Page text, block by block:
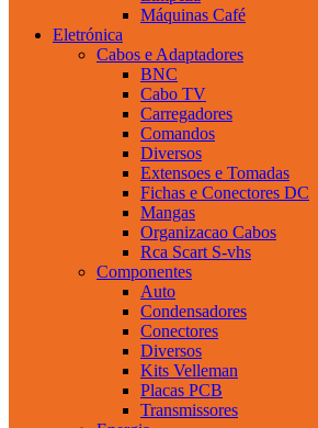
Máquinas Café
Eletrónica
Cabos e Adaptadores
BNC
Cabo TV
Carregadores
Comandos
Diversos
Extensoes e Tomadas
Fichas e Conectores DC
Mangas
Organizacao Cabos
Rca Scart S-vhs
Componentes
Auto
Condensadores
Conectores
Diversos
Kits Velleman
Placas PCB
Transmissores